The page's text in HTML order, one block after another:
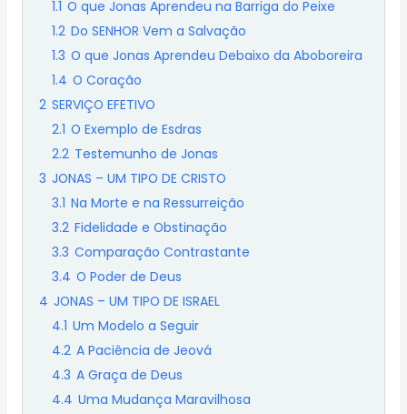
1.1 O que Jonas Aprendeu na Barriga do Peixe
1.2 Do SENHOR Vem a Salvação
1.3 O que Jonas Aprendeu Debaixo da Aboboreira
1.4 O Coração
2 SERVIÇO EFETIVO
2.1 O Exemplo de Esdras
2.2 Testemunho de Jonas
3 JONAS – UM TIPO DE CRISTO
3.1 Na Morte e na Ressurreição
3.2 Fidelidade e Obstinação
3.3 Comparação Contrastante
3.4 O Poder de Deus
4 JONAS – UM TIPO DE ISRAEL
4.1 Um Modelo a Seguir
4.2 A Paciência de Jeová
4.3 A Graça de Deus
4.4 Uma Mudança Maravilhosa